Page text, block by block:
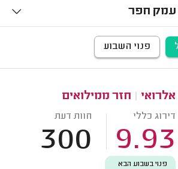
עמק חפר
פנוי השבוע
אלרואי חזר ממילואים
דירוג כללי
9.93
חוות דעת
300
פנוי בשבוע הבא